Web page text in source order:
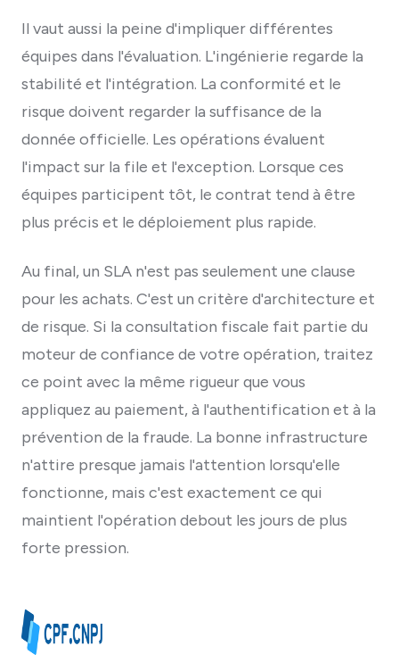
Il vaut aussi la peine d'impliquer différentes
équipes dans l'évaluation. L'ingénierie regarde la
stabilité et l'intégration. La conformité et le
risque doivent regarder la suffisance de la
donnée officielle. Les opérations évaluent
l'impact sur la file et l'exception. Lorsque ces
équipes participent tôt, le contrat tend à être
plus précis et le déploiement plus rapide.
Au final, un SLA n'est pas seulement une clause
pour les achats. C'est un critère d'architecture et
de risque. Si la consultation fiscale fait partie du
moteur de confiance de votre opération, traitez
ce point avec la même rigueur que vous
appliquez au paiement, à l'authentification et à la
prévention de la fraude. La bonne infrastructure
n'attire presque jamais l'attention lorsqu'elle
fonctionne, mais c'est exactement ce qui
maintient l'opération debout les jours de plus
forte pression.